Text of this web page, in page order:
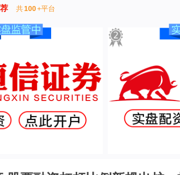
共100+平台